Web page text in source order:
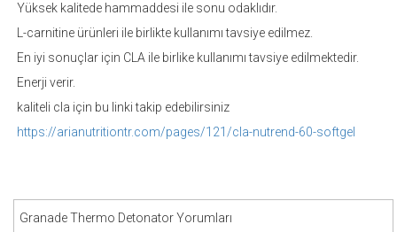
Yüksek kalitede hammaddesi ile sonu odaklıdır.
L-carnitine ürünleri ile birlikte kullanımı tavsiye edilmez.
En iyi sonuçlar için CLA ile birlike kullanımı tavsiye edilmektedir.
Enerji verir.
kaliteli cla için bu linki takip edebilirsiniz
https://arianutritiontr.com/pages/121/cla-nutrend-60-softgel
Granade Thermo Detonator Yorumları